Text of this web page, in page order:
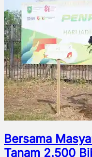
Bersama
Tanam 2.500